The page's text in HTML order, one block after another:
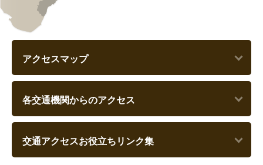
アクセスマップ
各交通機関からのアクセス
交通アクセスお役立ちリンク集